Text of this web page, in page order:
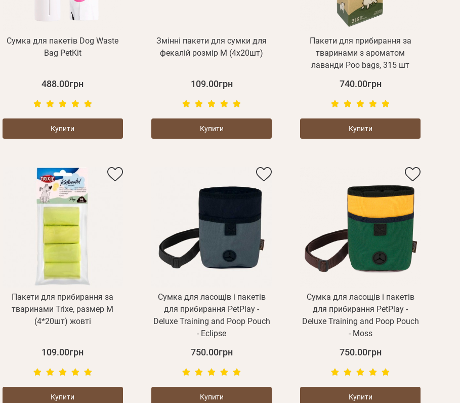
Сумка для пакетів Dog Waste
Bag PetKit
488.00грн
Купити
Змінні пакети для сумки для
фекалій розмір М (4х20шт)
109.00грн
Купити
Пакети для прибирання за
тваринами з ароматом
лаванди Poo bags, 315 шт
740.00грн
Купити
Пакети для прибирання за
тваринами Trixe, размер М
(4*20шт) жовті
109.00грн
Купити
Сумка для ласощів і пакетів
для прибирання PetPlay -
Deluxe Training and Poop Pouch
- Eclipse
750.00грн
Купити
Сумка для ласощів і пакетів
для прибирання PetPlay -
Deluxe Training and Poop Pouch
- Moss
750.00грн
Купити